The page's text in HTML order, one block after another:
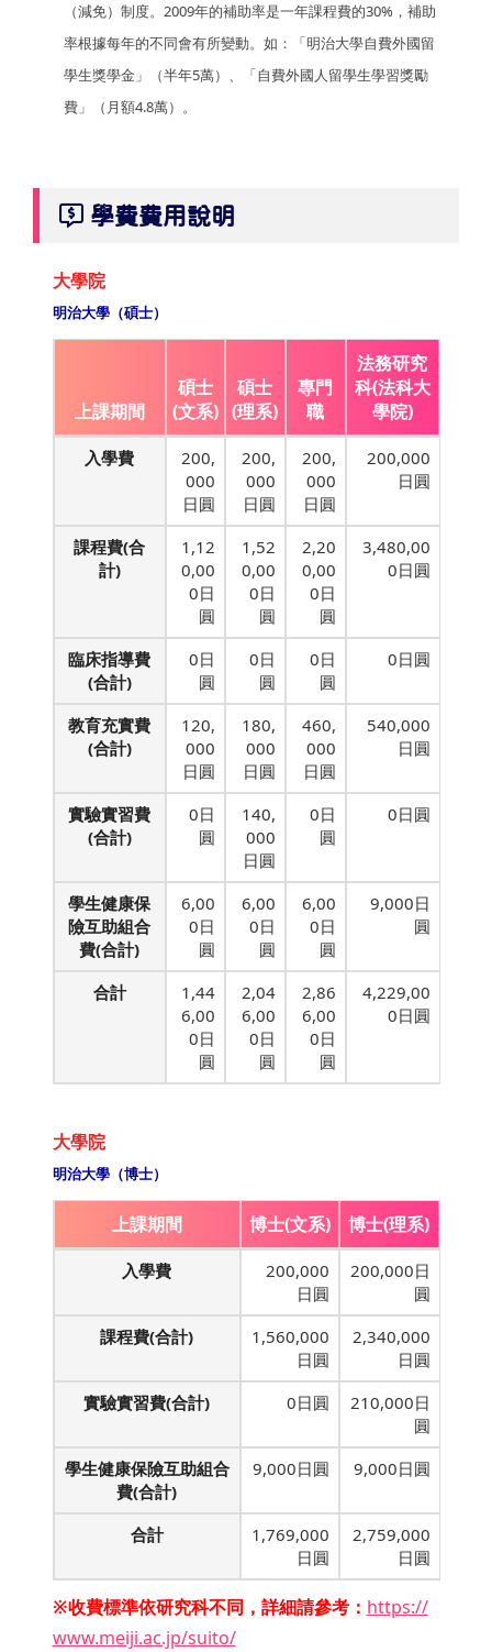
（減免）制度。2009年的補助率是一年課程費的30%，補助
率根據每年的不同會有所變動。如：「明治大學自費外國留
學生獎學金」（半年5萬）、「自費外國人留學生學習獎勵
費」（月額4.8萬）。
學費費用說明
大學院
明治大學（碩士）
上課期間
碩士
(文系)
碩士
(理系)
專門
職
法務研究
科(法科大
學院)
入學費
200,
000
日圓
200,
000
日圓
200,
000
日圓
200,000
日圓
課程費(合
計)
1,12
0,00
0日
圓
1,52
0,00
0日
圓
2,20
0,00
0日
圓
3,480,00
0日圓
臨床指導費
(合計)
0日
圓
0日
圓
0日
圓
0日圓
教育充實費
(合計)
120,
000
日圓
180,
000
日圓
460,
000
日圓
540,000
日圓
實驗實習費
(合計)
0日
圓
140,
000
日圓
0日
圓
0日圓
學生健康保
險互助組合
費(合計)
6,00
0日
圓
6,00
0日
圓
6,00
0日
圓
9,000日
圓
合計
1,44
6,00
0日
圓
2,04
6,00
0日
圓
2,86
6,00
0日
圓
4,229,00
0日圓
大學院
明治大學（博士）
上課期間 博士(文系) 博士(理系)
入學費
200,000
日圓
200,000日
圓
課程費(合計)
1,560,000
日圓
2,340,000
日圓
實驗實習費(合計)
0日圓
210,000日
圓
學生健康保險互助組合
費(合計)
9,000日圓 9,000日圓
合計
1,769,000
日圓
2,759,000
日圓
※收費標準依研究科不同，詳細請參考： https://
www.meiji.ac.jp/suito/